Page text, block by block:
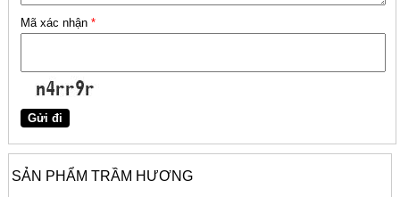
Mã xác nhận *
SẢN PHẨM TRẦM HƯƠNG